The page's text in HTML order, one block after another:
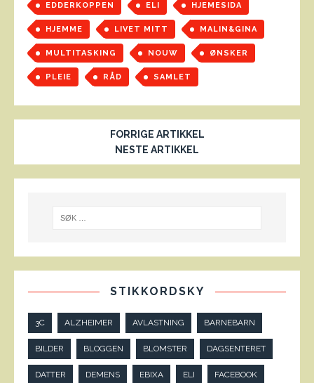
EDDERKOPPEN ELI HJEMESIDA
HJEMME LIVET MITT MALIN&GINA
MULTITASKING NOUW ØNSKER
PLEIE RÅD SAMLET
FORRIGE ARTIKKEL
NESTE ARTIKKEL
STIKKORDSKY
3C ALZHEIMER AVLASTNING BARNEBARN
BILDER BLOGGEN BLOMSTER DAGSENTERET
DATTER DEMENS EBIXA ELI FACEBOOK